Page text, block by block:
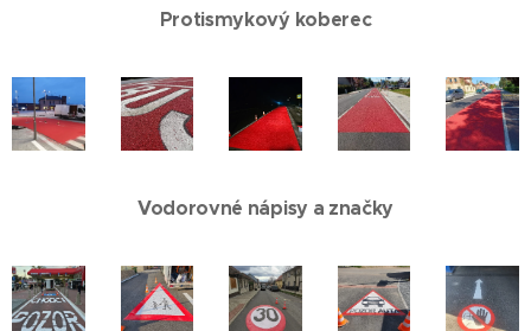
Protismykový koberec
Vodorovné nápisy a značky